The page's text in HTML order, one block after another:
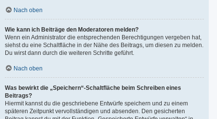
Nach oben
Wie kann ich Beiträge den Moderatoren melden?
Wenn ein Administrator die entsprechenden Berechtigungen vergeben hat,
siehst du eine Schaltfläche in der Nähe des Beitrags, um diesen zu melden.
Du wirst dann durch die weiteren Schritte geführt.
Nach oben
Was bewirkt die „Speichern“-Schaltfläche beim Schreiben eines
Beitrags?
Hiermit kannst du die geschriebene Entwürfe speichern und zu einem
späteren Zeitpunkt vervollständigen und absenden. Den gesicherten